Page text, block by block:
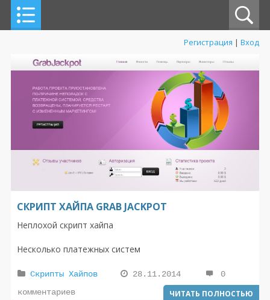
Регистрация | Вход
СКРИПТ ХАЙПА GRAB JACKPOT
Неплохой скрипт хайпа
Несколько платежных систем
Пополнение в автоматическом режиме Вывод автомат
Скрипты Хайпов 28.11.2014
0
комментариев
ЧИТАТЬ ПОЛНОСТЬЮ